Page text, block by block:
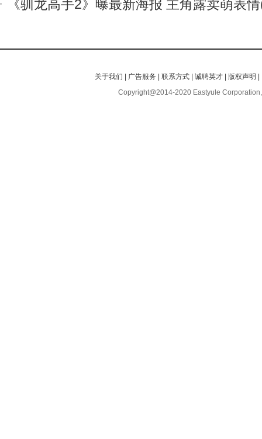
《驯龙高手2》曝最新海报 主角露卖萌表
关于我们 | 广告服务 |联系方式 |诚聘英才 | 版权声明 |
Copyright@2014-2020 Eastyule